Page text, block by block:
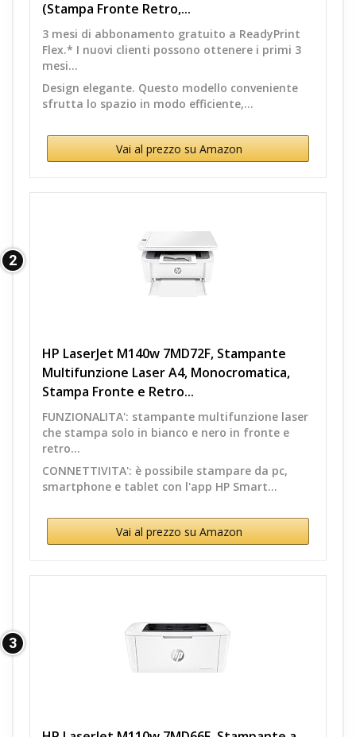
(Stampa Fronte Retro,...
3 mesi di abbonamento gratuito a ReadyPrint
Flex.* I nuovi clienti possono ottenere i primi 3
mesi...
Design elegante. Questo modello conveniente
sfrutta lo spazio in modo efficiente,...
Vai al prezzo su Amazon
2
HP LaserJet M140w 7MD72F, Stampante
Multifunzione Laser A4, Monocromatica,
Stampa Fronte e Retro...
FUNZIONALITA': stampante multifunzione laser
che stampa solo in bianco e nero in fronte e
retro...
CONNETTIVITA': è possibile stampare da pc,
smartphone e tablet con l'app HP Smart...
Vai al prezzo su Amazon
3